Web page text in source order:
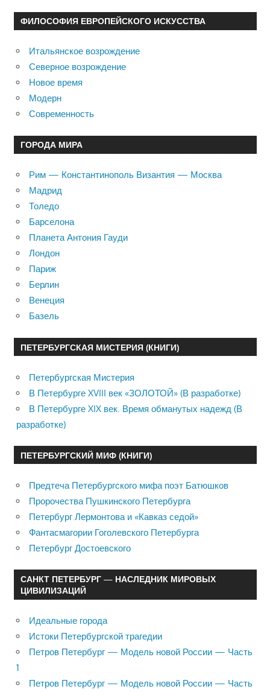
ФИЛОСОФИЯ ЕВРОПЕЙСКОГО ИСКУССТВА
Итальянское возрождение
Северное возрождение
Новое время
Модерн
Современность
ГОРОДА МИРА
Рим — Константинополь Византия — Москва
Мадрид
Толедо
Барселона
Планета Антония Гауди
Лондон
Париж
Берлин
Венеция
Базель
ПЕТЕРБУРГСКАЯ МИСТЕРИЯ (КНИГИ)
Петербургская Мистерия
В Петербурге XVIII век «ЗОЛОТОЙ» (В разработке)
В Петербурге XIX век. Время обманутых надежд (В
разработке)
ПЕТЕРБУРГСКИЙ МИФ (КНИГИ)
Предтеча Петербургского мифа поэт Батюшков
Пророчества Пушкинского Петербурга
Петербург Лермонтова и «Кавказ седой»
Фантасмагории Гоголевского Петербурга
Петербург Достоевского
САНКТ ПЕТЕРБУРГ — НАСЛЕДНИК МИРОВЫХ
ЦИВИЛИЗАЦИЙ
Идеальные города
Истоки Петербургской трагедии
Петров Петербург — Модель новой России — Часть
1
Петров Петербург — Модель новой России — Часть